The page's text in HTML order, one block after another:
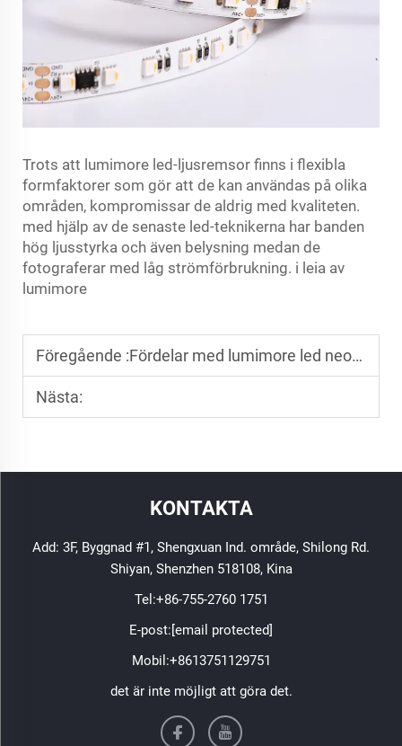
Trots att lumimore led-ljusremsor finns i flexibla
formfaktorer som gör att de kan användas på olika
områden, kompromissar de aldrig med kvaliteten.
med hjälp av de senaste led-teknikerna har banden
hög ljusstyrka och även belysning medan de
fotograferar med låg strömförbrukning. i leia av
lumimore
Föregående :Fördelar med lumimore led neonljus för kreativa belysningsdesign
Nästa:
KONTAKTA
Add: 3F, Byggnad #1, Shengxuan Ind. område, Shilong Rd.
Shiyan, Shenzhen 518108, Kina
Tel:+86-755-2760 1751
E-post:[email protected]
Mobil:+8613751129751
det är inte möjligt att göra det.